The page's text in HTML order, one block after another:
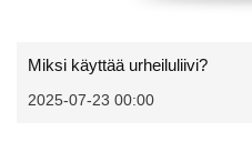
Miksi käyttää urheiluliivi?
2025-07-23 00:00